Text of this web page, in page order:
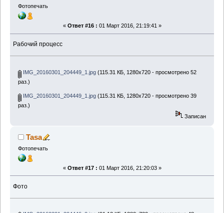
Фотопечать
« Ответ #16 : 01 Март 2016, 21:19:41 »
Рабочий процесс
IMG_20160301_204449_1.jpg(115.31 КБ, 1280x720 - просмотрено 52
раз.)
IMG_20160301_204449_1.jpg(115.31 КБ, 1280x720 - просмотрено 39
раз.)
Записан
Tasa
Фотопечать
« Ответ #17 : 01 Март 2016, 21:20:03 »
Фото